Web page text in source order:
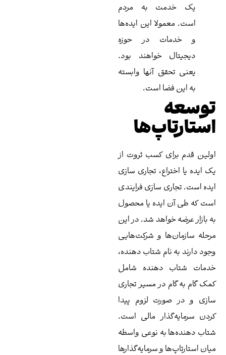
به مردم
این ایده‌ها
در حوزه
خواهند بود.
آنها وابسته
کسب ثروت از
تجاری سازی
سازی فرایندی
یا محصول
شد‌. در این
و شرکت‌هایی
شتاب دهنده،
دهنده شامل
در مسیر تجاری
لزوم پیدا
مالی است.
نوعی واسطه
و سرمایه‌گذارها